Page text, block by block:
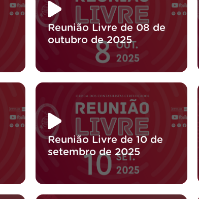
Reunião Livre de 08 de
outubro de 2025
Reunião Livre de 10 de
setembro de 2025